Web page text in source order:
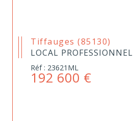
Tiffauges (85130)
LOCAL PROFESSIONNEL
Réf : 23621ML
192 600 €